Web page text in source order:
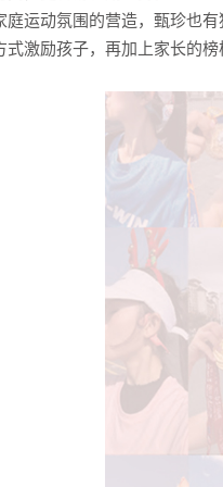
庭运动氛围的营造，甄珍也
式激励孩子，再加上家长的